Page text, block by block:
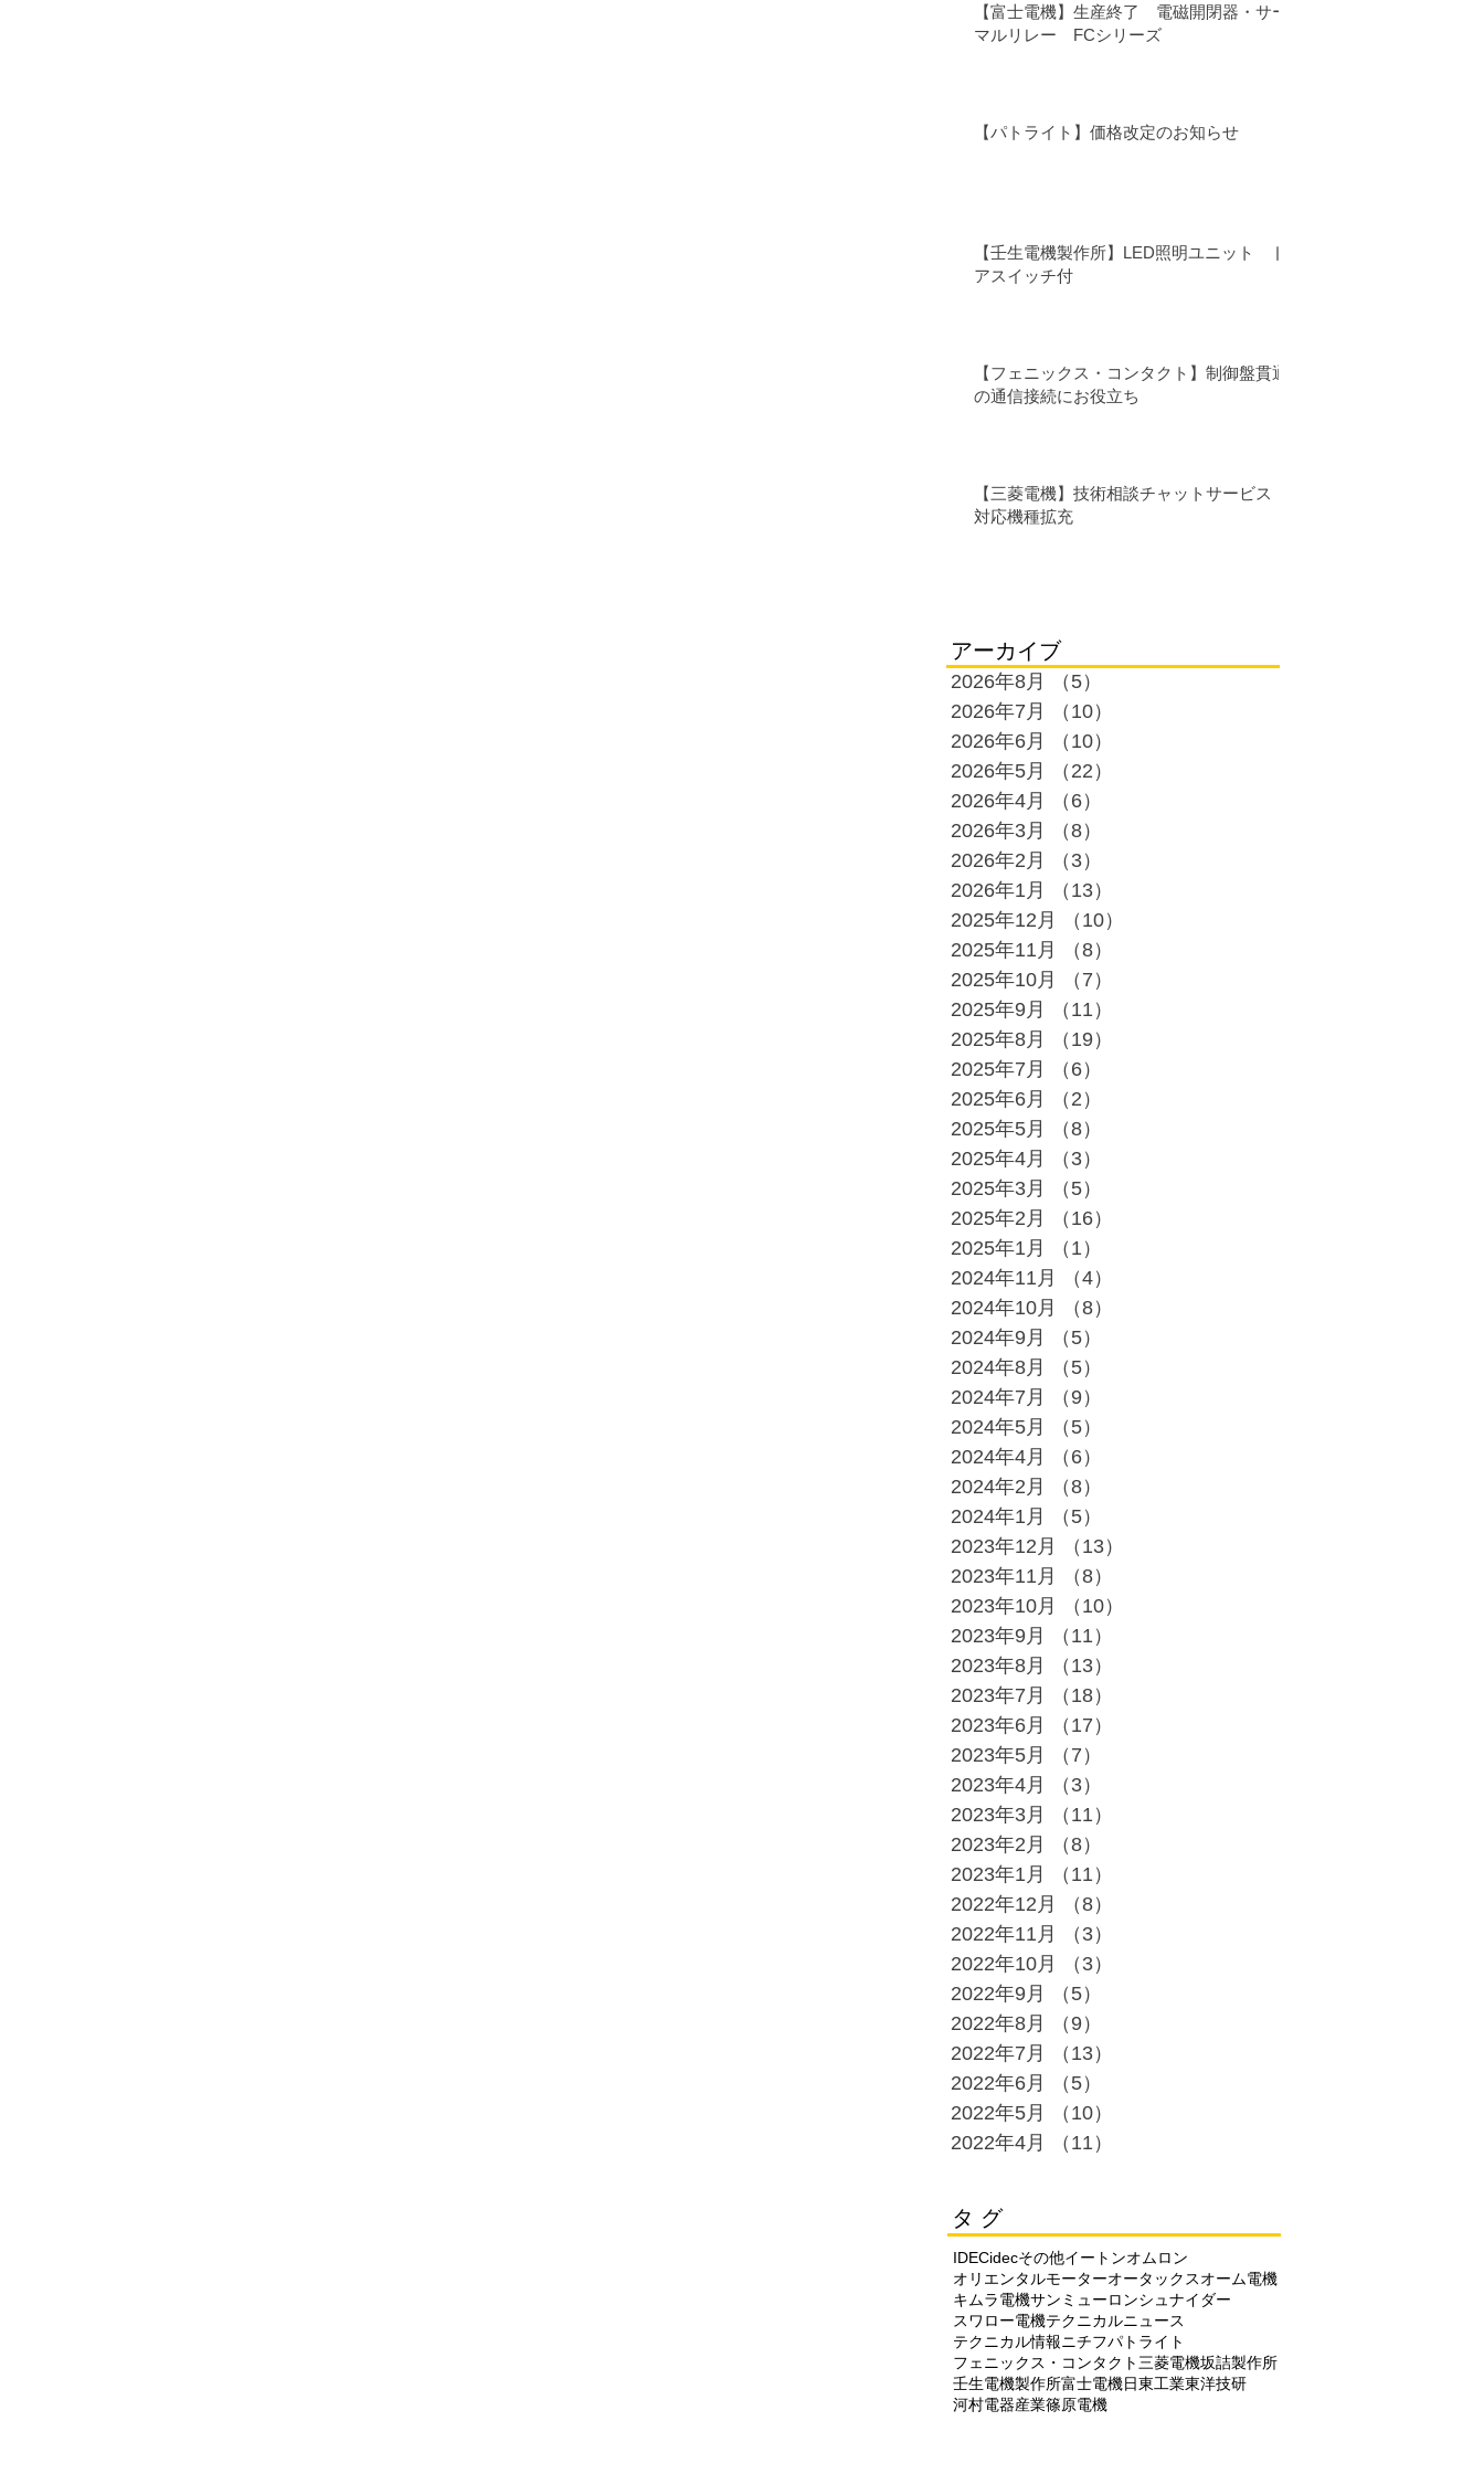
【富士電機】生産終了 電磁開閉器・サー
マルリレー FCシリーズ
【パトライト】価格改定のお知らせ
【壬生電機製作所】LED照明ユニット ド
アスイッチ付
【フェニックス・コンタクト】制御盤貫通
の通信接続にお役立ち
【三菱電機】技術相談チャットサービス
対応機種拡充
アーカイブ
2026年8月 （5）
2026年7月
（10）
2026年6月
（10）
2026年5月
（22）
2026年4月
（6）
2026年3月
（8）
2026年2月
（3）
2026年1月
（13）
2025年12月
（10）
2025年11月
（8）
2025年10月
（7）
2025年9月
（11）
2025年8月
（19）
2025年7月
（6）
2025年6月
（2）
2025年5月
（8）
2025年4月
（3）
2025年3月
（5）
2025年2月
（16）
2025年1月
（1）
2024年11月
（4）
2024年10月
（8）
2024年9月
（5）
2024年8月
（5）
2024年7月
（9）
2024年5月
（5）
2024年4月
（6）
2024年2月
（8）
2024年1月
（5）
2023年12月
（13）
2023年11月
（8）
2023年10月
（10）
2023年9月
（11）
2023年8月
（13）
2023年7月
（18）
2023年6月
（17）
2023年5月
（7）
2023年4月
（3）
2023年3月
（11）
2023年2月
（8）
2023年1月
（11）
2022年12月
（8）
2022年11月
（3）
2022年10月
（3）
2022年9月
（5）
2022年8月
（9）
2022年7月
（13）
2022年6月
（5）
2022年5月
（10）
2022年4月
（11）
タ グ
IDECidecその他イートンオムロン
オリエンタルモーターオータックスオーム電機
キムラ電機サンミューロンシュナイダー
スワロー電機テクニカルニュース
テクニカル情報ニチフパトライト
フェニックス・コンタクト 三菱電機坂詰製作所
壬生電機製作所富士電機日東工業東洋技研
河村電器産業篠原電機